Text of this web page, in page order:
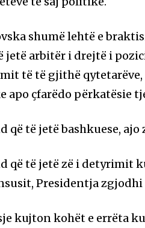
shumë lehtë e
jetë arbitër i drejtë i
të të gjithë
apo çfarëdo përkatësie
që të jetë bashkuese,
që të jetë zë i detyrimit
Presidentja
kujton kohët e errëta